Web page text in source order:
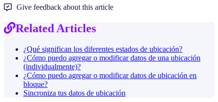
Give feedback about this article
Related Articles
¿Qué significan los diferentes estados de ubicación?
¿Cómo puedo agregar o modificar datos de una ubicación
(individualmente)?
¿Cómo puedo agregar o modificar datos de ubicación en
bloque?
Sincroniza tus datos de ubicación